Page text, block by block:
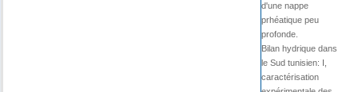
d'une nappe
prhéatique peu
profonde.
Bilan hydrique dans
le Sud tunisien: I,
caractérisation